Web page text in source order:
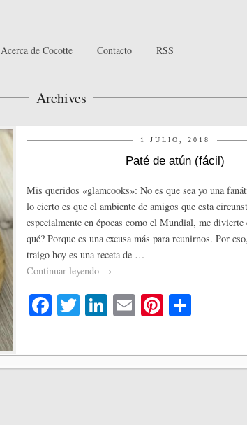
Acerca de Cocotte Contacto RSS
Archives
1 JULIO, 2018
Paté de atún (fácil)
Mis queridos «glamcooks»: No es que sea yo una
lo cierto es que el ambiente de amigos que esta
especialmente en épocas como el Mundial, me divierte
qué? Porque es una excusa más para reunirnos. Por
traigo hoy es una receta de …
Continuar leyendo →
Fa
bo
ok
T
tte
r
Li
ed
In
E
ail
Pi
er
es
m
pa